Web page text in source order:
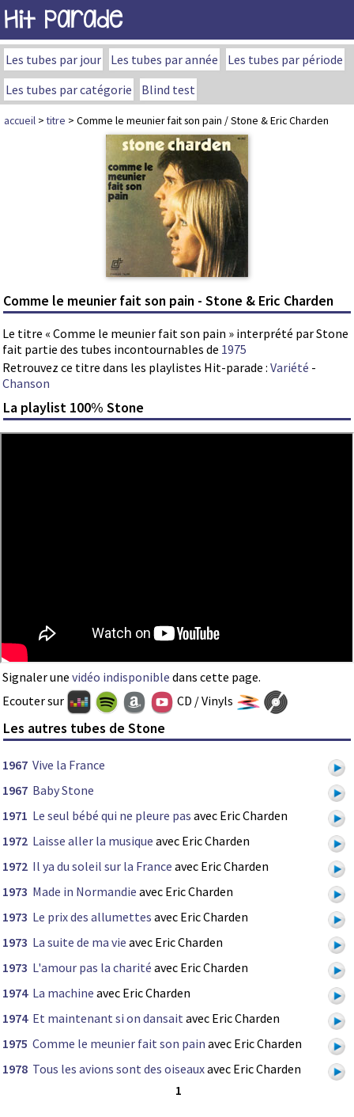
Hit Parade
Les tubes par jour Les tubes par année
Les tubes par période
Les tubes par catégorie
Blind test
accueil >titre > Comme le meunier fait son pain / Stone & Eric Charden
Comme le meunier fait son pain - Stone & Eric Charden
Le titre « Comme le meunier fait son pain » interprété par Stone
fait partie des tubes incontournables de 1975
Retrouvez ce titre dans les playlistes Hit-parade : Variété -
Chanson
La playlist 100% Stone
Signaler une vidéo indisponible dans cette page.
Ecouter sur
CD / Vinyls
Les autres tubes de Stone
1967 Vive la France
1967 Baby Stone
1971 Le seul bébé qui ne pleure pas avec Eric Charden
1972 Laisse aller la musique avec Eric Charden
1972 Il ya du soleil sur la France avec Eric Charden
1973 Made in Normandie avec Eric Charden
1973 Le prix des allumettes avec Eric Charden
1973 La suite de ma vie avec Eric Charden
1973 L'amour pas la charité avec Eric Charden
1974 La machine avec Eric Charden
1974 Et maintenant si on dansait avec Eric Charden
1975 Comme le meunier fait son pain avec Eric Charden
1978 Tous les avions sont des oiseauxavec Eric Charden
1